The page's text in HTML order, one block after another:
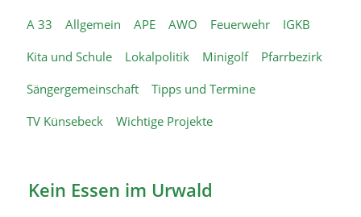
A 33 Allgemein APE AWO Feuerwehr
IGKB
Kita und Schule
Lokalpolitik Minigolf
Pfarrbezirk
Sängergemeinschaft
Tipps und Termine
TV Künsebeck
Wichtige Projekte
Kein Essen im Urwald